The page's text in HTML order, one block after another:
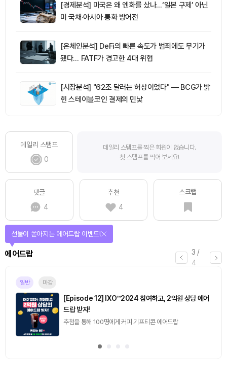
[경제분석] 미국은 왜 엔화를 샀나…‘일본 구제’ 아닌
미 국채·아시아 통화 방어전
[온체인분석] DeFi의 빠른 속도가 범죄에도 무기가
됐다… FATF가 경고한 4대 위협
[시장분석] "62조 달러는 허상이었다" — BCG가 밝
힌 스테이블코인 결제의 민낯
데일리 스탬프
0
데일리 스탬프를 찍은 회원이 없습니다.
첫 스탬프를 찍어 보세요!
댓글
4
추천
4
스크랩
4 /
4
퀴즈
퀴즈풀고 선물 받자!
진행중
[토큰포스트] 기사 퀴즈 660회차
2026.08.10 (월) ~ 2026.08.11 (화)